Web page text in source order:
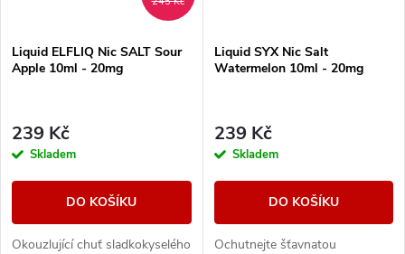
Liquid ELFLIQ Nic SALT Sour
Apple 10ml - 20mg
239 Kč
Skladem
DO KOŠÍKU
Okouzlující chuť sladkokyselého
Liquid SYX Nic Salt
Watermelon 10ml - 20mg
239 Kč
Skladem
DO KOŠÍKU
Ochutnejte šťavnatou